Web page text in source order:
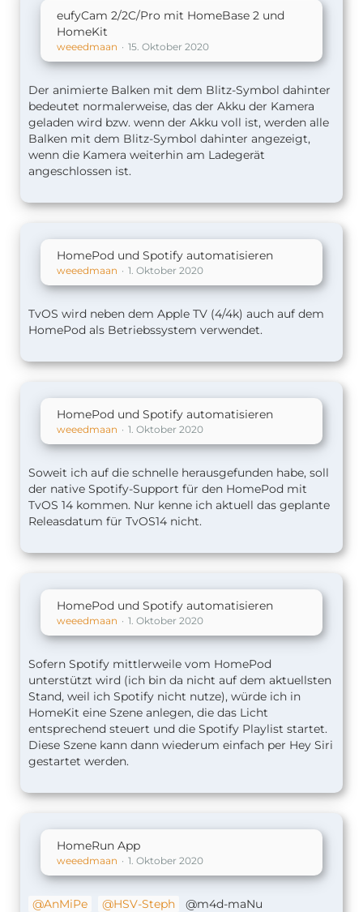
eufyCam 2/2C/Pro mit HomeBase 2 und
HomeKit
weeedmaan 15. Oktober 2020
Der animierte Balken mit dem Blitz-Symbol dahinter
bedeutet normalerweise, das der Akku der Kamera
geladen wird bzw. wenn der Akku voll ist, werden alle
Balken mit dem Blitz-Symbol dahinter angezeigt,
wenn die Kamera weiterhin am Ladegerät
angeschlossen ist.
HomePod und Spotify automatisieren
weeedmaan 1. Oktober 2020
TvOS wird neben dem Apple TV (4/4k) auch auf dem
HomePod als Betriebssystem verwendet.
HomePod und Spotify automatisieren
weeedmaan 1. Oktober 2020
Soweit ich auf die schnelle herausgefunden habe, soll
der native Spotify-Support für den HomePod mit
TvOS 14 kommen. Nur kenne ich aktuell das geplante
Releasdatum für TvOS14 nicht.
HomePod und Spotify automatisieren
weeedmaan 1. Oktober 2020
Sofern Spotify mittlerweile vom HomePod
unterstützt wird (ich bin da nicht auf dem aktuellsten
Stand, weil ich Spotify nicht nutze), würde ich in
HomeKit eine Szene anlegen, die das Licht
entsprechend steuert und die Spotify Playlist startet.
Diese Szene kann dann wiederum einfach per Hey Siri
gestartet werden.
HomeRun App
weeedmaan 1. Oktober 2020
AnMiPe HSV-Steph
@m4d-maNu